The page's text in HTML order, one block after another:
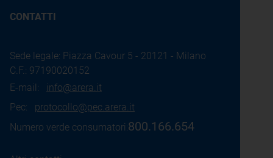
CONTATTI
Sede legale: Piazza Cavour 5 - 20121 - Milano
C.F.: 97190020152
E-mail: info@arera.it
Pec: protocollo@pec.arera.it
Numero verde consumatori:800.166.654